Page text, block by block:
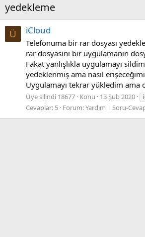
yedekleme
Ü iCloud
Telefonuma bir rar dosyası
rar dosyasını bir uygulamanın
Fakat yanlışlıkla uygulamayı
yedeklenmiş ama nasıl
Uygulamayı tekrar yükledim ama
Üye silindi 18677 Konu 13 Şub 2020
Cevaplar: 5 Forum:Yardım | Soru-